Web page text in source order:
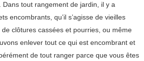
Dans tout rangement de jardin, il y a
encombrants, qu’il s’agisse de vieilles
clôtures cassées et pourries, ou même
enlever tout ce qui est encombrant et
de tout ranger parce que vous êtes